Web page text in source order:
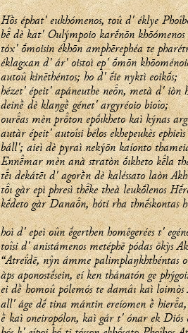
Hṑs éphat' eukhómenos, toû d' éklye
b dè kat' Oulýmpoio karḗnōn khōómenos
tóx' ṓmoisin ékhōn amphērephéa te
éklagxan d' ár' oistoì ep' ṓmōn
autoû kinēthéntos; ho d' ḗie nyktì eoikṓs;
hézet' épeit' apáneuthe nen, metà d' iòn
deinḕ dè klaŋgḕ génet' argyréoio bioîo;
ouras mèn prton epṓıkheto kaì kýnas
autàr épeit' autoîsi bélos ekhepeukès ephieìs
báll'; aieì dè pyraì nekýōn kaíonto
Ennmar mèn anà stratòn ṓıkheto kla
tı dekátēı d' agorḕn dè kaléssato laòn
tı gàr epì phresì thke theà leukṓlenos
kḗdeto gàr Danan, hóti rha thnḗskontas
hoì d' epeì oûn ḗgerthen homēgerées t'
toîsi d' anistámenos metéphē pódas ōkỳs
“Atreḯdē, nŷn ámme palimplaŋkhthéntas
àps aponostḗsein, eí ken thánatón ge
ei dḕ homoû pólemós te damâı kaì loimòs
all' áge dḗ tina mántin ereíomen ḕ hiera,
ḕ kaì oneiropólon, kaì gár t' ónar ek Diós